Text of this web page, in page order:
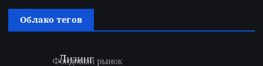
Облако тегов